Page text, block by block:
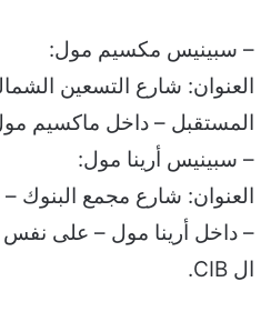
– سبينيس مكسيم مول:
العنوان: شارع التسعين
المستقبل – داخل ماكسيم
– سبينيس أرينا مول:
العنوان: شارع مجمع البنوك
– داخل أرينا مول – على
ال CIB.